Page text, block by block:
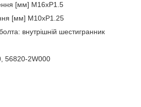
[мм] M16xP1.5
[мм] M10xP1.25
внутрішній шестигранник
56820-2W000